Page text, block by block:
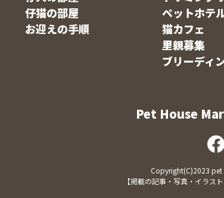
仔猫の部屋
お迎えの手順
ペットホテ
猫カフェ
里親募集
ブリーディ
Pet House
Copyright(C)2023 pet
【掲載の記事・写真・イラス